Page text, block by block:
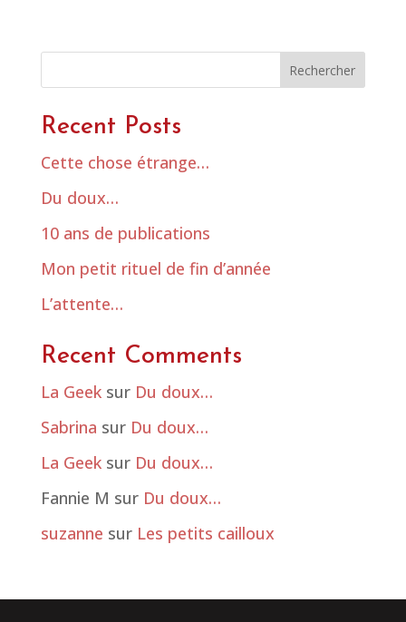
Rechercher
Recent Posts
Cette chose étrange…
Du doux…
10 ans de publications
Mon petit rituel de fin d’année
L’attente…
Recent Comments
La Geeksur Du doux…
Sabrina sur Du doux…
La Geeksur Du doux…
Fannie M sur Du doux…
suzanne sur Les petits cailloux